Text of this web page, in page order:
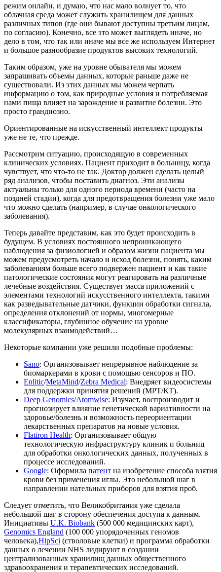
режим онлайн, и думаю, что нас мало волнует то, что
облачная среда может служить хранилищем для данных
различных типов (где они бывают доступны третьим лицам,
по согласию). Конечно, все это может выглядеть иначе, но
дело в том, что так или иначе мы все же используем Интернет
и большое разнообразие продуктов высоких технологий.
Таким образом, уже на уровне обывателя мы можем
запрашивать объемы данных, которые раньше даже не
существовали. Из этих данных мы можем черпать
информацию о том, как природные условия и потребляемая
нами пища влияет на зарождение и развитие болезни. Это
просто грандиозно.
Ориентированные на искусственный интеллект продукты
уже не те, что прежде.
Рассмотрим ситуацию, происходящую в современных
клинических условиях. Пациент приходит в больницу, когда
чувствует, что что-то не так. Доктор должен сделать целый
ряд анализов, чтобы поставить диагноз. Эти анализы
актуальны только для одного периода времени (часто на
поздней стадии), когда для предотвращения болезни уже мало
что можно сделать (например, в случае онкологического
заболевания).
Теперь давайте представим, как это будет происходить в
будущем. В условиях постоянного непроникающего
наблюдения за физиологией и образом жизни пациента мы
можем предусмотреть начало и исход болезни, понять, каким
заболеваниям больше всего подвержен пациент и как такие
патологические состояния могут реагировать на различные
лечебные воздействия. Существует масса приложений с
элементами технологий искусственного интеллекта, такими
как разведывательные датчики, функции обработки сигнала,
определения отклонений от нормы, многомерные
классификаторы, глубинное обучение на уровне
молекулярных взаимодействий…
Некоторые компании уже решили подобные проблемы:
Sano: Организовывает непрерывное наблюдение за
биомаркерами в крови с помощью сенсоров и ПО.
Enlitic/MetaMind/Zebra Medical: Внедряет видеосистемы
для поддержки принятия решений (МРТ/КТ).
Deep Genomics/Atomwise: Изучает, воспроизводит и
прогнозирует влияние генетической вариативности на
здоровье/болезнь и возможность переориентации
лекарственных препаратов на новые условия.
Flatiron Health: Организовывает общую
технологическую инфраструктуру клиник и больниц
для обработки онкологических данных, полученных в
процессе исследований.
Google: Оформила патент на изобретение способа взятия
крови без применения иглы. Это небольшой шаг в
направлении нательных приборов для взятия проб.
Следует отметить, что Великобритания уже сделала
небольшой шаг в сторону обеспечения доступа к данным.
Инициативы U.K. Biobank (500 000 медицинских карт),
Genomics England (100 000 упорядоченных геномов
человека),HipSci (стволовые клетки) и программа обработки
данных о лечении NHS лидируют в создании
централизованных хранилищ данных общественного
здравоохранения и терапевтических исследований.